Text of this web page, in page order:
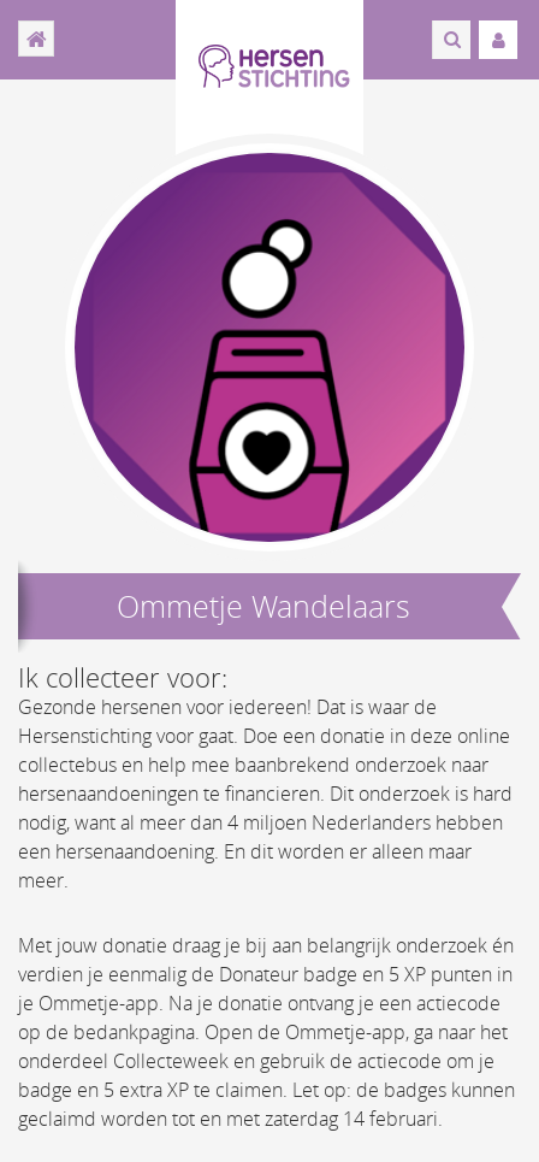
Ommetje Wandelaars
Ik collecteer voor:
Gezonde hersenen voor iedereen! Dat is waar de
Hersenstichting voor gaat. Doe een donatie in deze online
collectebus en help mee baanbrekend onderzoek naar
hersenaandoeningen te financieren. Dit onderzoek is hard
nodig, want al meer dan 4 miljoen Nederlanders hebben
een hersenaandoening. En dit worden er alleen maar
meer.
Met jouw donatie draag je bij aan belangrijk onderzoek én
verdien je eenmalig de Donateur badge en 5 XP punten in
je Ommetje-app. Na je donatie ontvang je een actiecode
op de bedankpagina. Open de Ommetje-app, ga naar het
onderdeel Collecteweek en gebruik de actiecode om je
badge en 5 extra XP te claimen. Let op: de badges kunnen
geclaimd worden tot en met zaterdag 14 februari.